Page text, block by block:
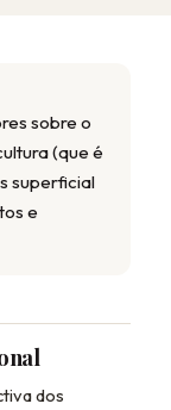
sobre o
(que é
superficial
e
dos